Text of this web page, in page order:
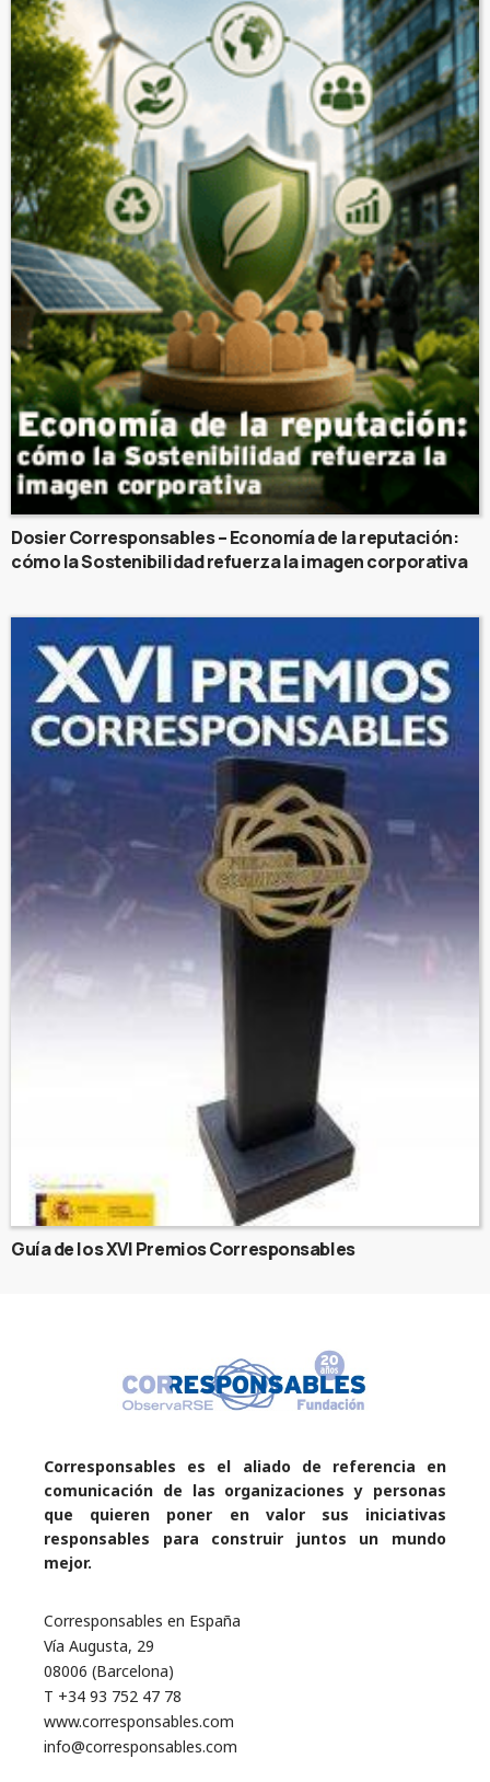
Dosier Corresponsables – Economía de la reputación:
cómo la Sostenibilidad refuerza la imagen corporativa
Guía de los XVI Premios Corresponsables
Corresponsables es el aliado de referencia en
comunicación de las organizaciones y personas
que quieren poner en valor sus iniciativas
responsables para construir juntos un mundo
mejor.
Corresponsables en España
Vía Augusta, 29
08006 (Barcelona)
T +34 93 752 47 78
www.corresponsables.com
info@corresponsables.com